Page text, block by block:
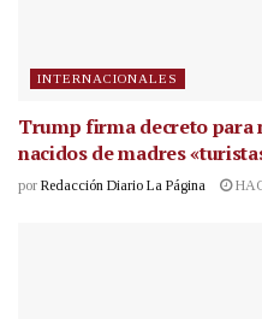
INTERNACIONALES
Trump firma decreto para
nacidos de madres
por Redacción Diario La Página